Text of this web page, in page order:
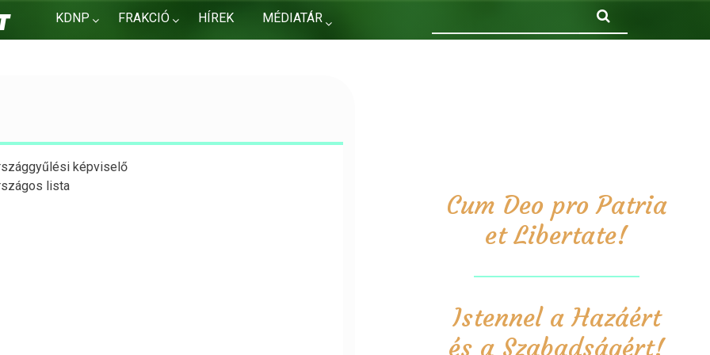
KDNP FRAKCIÓ HÍREK MÉDIATÁR
képviselő
lista
Cum Deo pro Patria
et Libertate!
Istennel a Hazáért
és a Szabadságért!